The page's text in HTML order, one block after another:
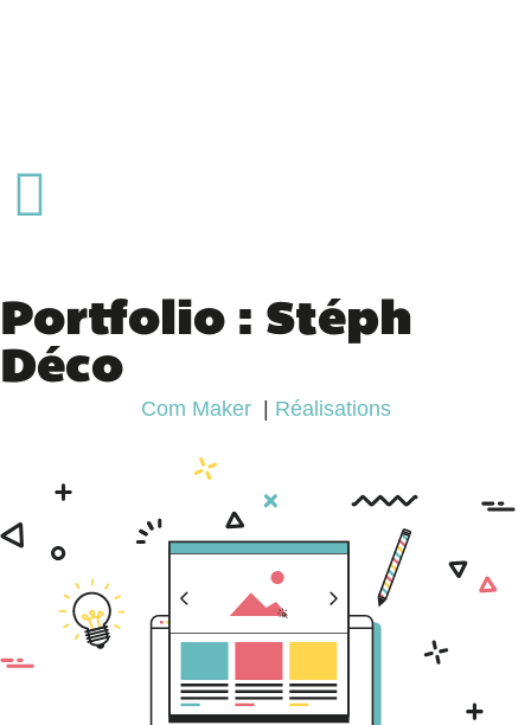
Portfolio : Stéph
Déco
Com Maker Réalisations